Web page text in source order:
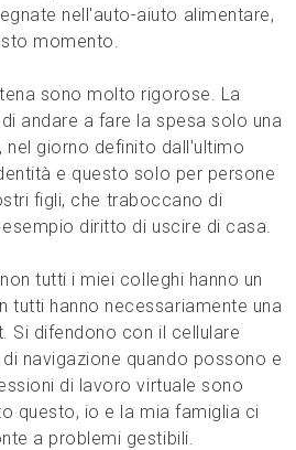
nell'auto-aiuto alimentare,
momento.
sono molto rigorose. La
andare a fare la spesa solo una
nel giorno definito dall'ultimo
e questo solo per persone
figli, che traboccano di
diritto di uscire di casa.
tutti i miei colleghi hanno un
tutti hanno necessariamente una
Si difendono con il cellulare
navigazione quando possono e
di lavoro virtuale sono
questo, io e la mia famiglia ci
a problemi gestibili.